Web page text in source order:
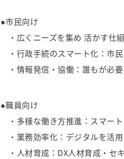
●市民向け
・広くニーズを集め 活かす仕
・行政手続のスマート化：市
・情報発信・協働：誰もが必
●職員向け
・多様な働き方推進：スマー
・業務効率化：デジタルを活
・人材育成：DX人材育成・セ